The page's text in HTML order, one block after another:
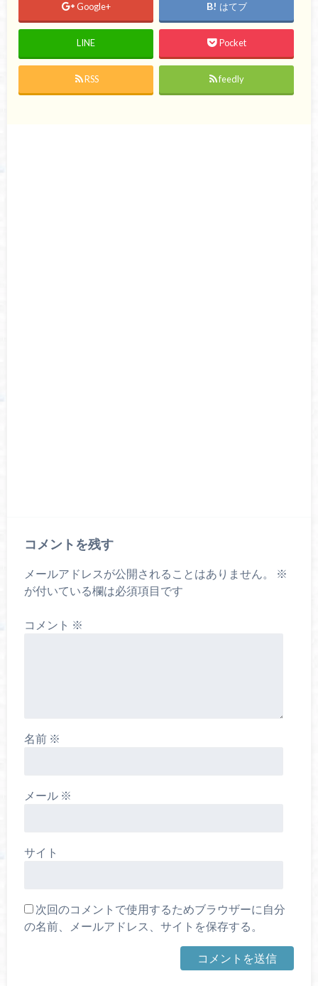
Google+ はてブ
LINE Pocket
RSS feedly
コメントを残す
メールアドレスが公開されることはありません。
※
が付いている欄は必須項目です
コメント ※
名前 ※
メール ※
サイト
次回のコメントで使用するためブラウザーに自分
の名前、メールアドレス、サイトを保存する。